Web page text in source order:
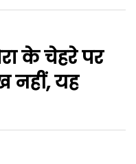
के चेहरे पर
नहीं, यह